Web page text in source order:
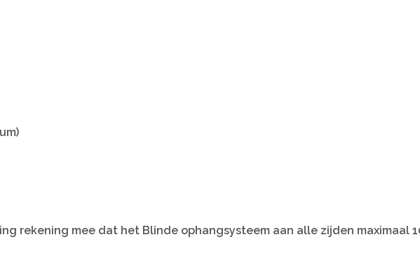
rekening mee dat het Blinde ophangsysteem aan alle zijden maximaal